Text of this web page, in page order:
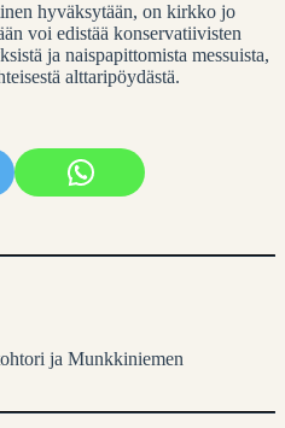
hyväksytään, on kirkko jo
voi edistää konservatiivisten
ja naispapittomista messuista,
alttaripöydästä.
ja Munkkiniemen